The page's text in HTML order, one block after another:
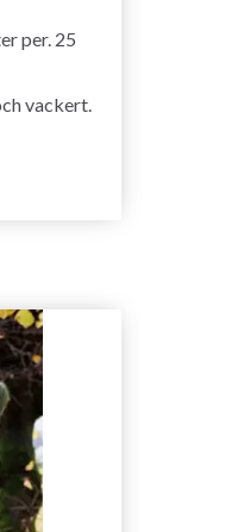
per. 25
vackert.